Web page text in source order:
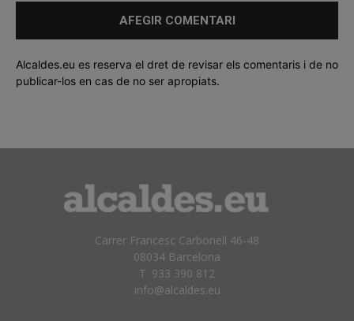
Alcaldes.eu es reserva el dret de revisar els comentaris i de no
publicar-los en cas de no ser apropiats.
Carrer Francesc Carbonell 46-48
08034 Barcelona
T. 933 390 812
info@alcaldes.eu